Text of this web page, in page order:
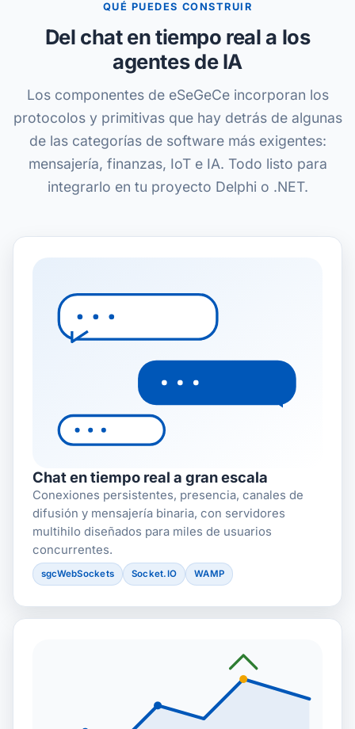
QUÉ PUEDES CONSTRUIR
Del chat en tiempo real a los
agentes de IA
Los componentes de eSeGeCe incorporan los
protocolos y primitivas que hay detrás de algunas
de las categorías de software más exigentes:
mensajería, finanzas, IoT e IA. Todo listo para
integrarlo en tu proyecto Delphi o .NET.
Chat en tiempo real a gran escala
Conexiones persistentes, presencia, canales de
difusión y mensajería binaria, con servidores
multihilo diseñados para miles de usuarios
concurrentes.
sgcWebSockets Socket.IO WAMP